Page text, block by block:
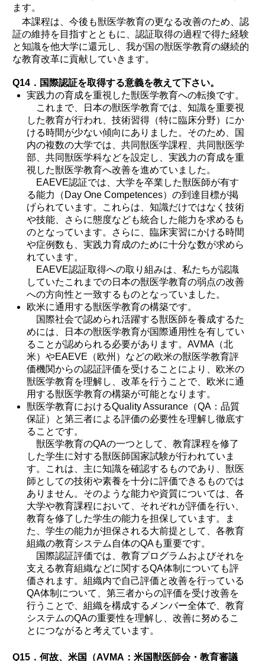
ます。
本課程は、今後も獣医学教育の更なる改善のため、認
証の維持を目指すとともに、認証取得の過程で得た経験
と知識を他大学に還元し、我が国の獣医学教育の継続的
な教育改革に貢献していきます。
Q14．国際認証を取得する意義を教えて下さい。
実践力の育成を重視した獣医学教育への転換です。
これまで、日本の獣医学教育では、知識を重要視
した教育が行われ、技術習得（特に臨床分野）にか
ける時間が少ない傾向にありました。そのため、国
内の複数の大学では、共同獣医学課程、共同獣医学
部、共同獣医学科などを設定し、実践力の育成を重
視した獣医学教育へ改善を進めていました。
EAEVE認証では、大学を卒業した獣医師が有す
る能力（Day One Competences）の到達目標が掲
げられています。これらは、知識だけではなく技術
や技能、さらに態度なども統合した能力を求めるも
のとなっています。さらに、臨床実習にかける時間
や症例数も、実践力育成のために十分な数が求めら
れています。
EAEVE認証取得への取り組みは、私たちが認識
していたこれまでの日本の獣医学教育の弱点の改善
への方向性と一致するものとなっていました。
欧米に通用する獣医学教育の構築です。
国際社会で認められ活躍する獣医師を養成するた
めには、日本の獣医学教育が国際通用性を有してい
ることが認められる必要があります。AVMA（北
米）やEAEVE（欧州）などの欧米の獣医学教育評
価機関からの認証評価を受けることにより、欧米の
獣医学教育を理解し、改革を行うことで、欧米に通
用する獣医学教育の構築が可能となります。
獣医学教育におけるQuality Assurance（QA：品質
保証）と第三者による評価の必要性を理解し徹底す
ることです。
獣医学教育のQAの一つとして、教育課程を修了
した学生に対する獣医師国家試験が行われていま
す。これは、主に知識を確認するものであり、獣医
師としての技術や素養を十分に評価できるものでは
ありません。そのような能力や資質については、各
大学や教育課程において、それぞれが評価を行い、
教育を修了した学生の能力を担保しています。ま
た、学生の能力が担保される大前提として、各教育
組織の教育システム自体のQAも重要です。
国際認証評価では、教育プログラムおよびそれを
支える教育組織などに関するQA体制についても評
価されます。組織内で自己評価と改善を行っている
QA体制について、第三者からの評価を受け改善を
行うことで、組織を構成するメンバー全体で、教育
システムのQAの重要性を理解し、改善に努めるこ
とにつながると考えています。
Q15．何故、米国（AVMA：米国獣医師会・教育審議